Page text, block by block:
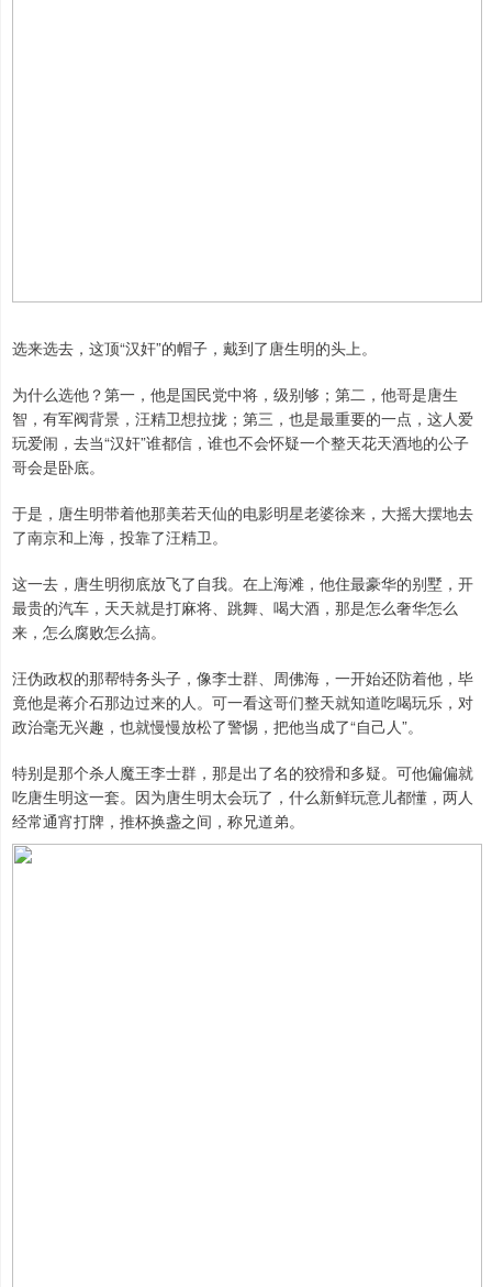
选来选去，这顶“汉奸”的帽子，戴到了唐生明的头上。
为什么选他？第一，他是国民党中将，级别够；第二，他哥是唐生
智，有军阀背景，汪精卫想拉拢；第三，也是最重要的一点，这人爱
玩爱闹，去当“汉奸”谁都信，谁也不会怀疑一个整天花天酒地的公子
哥会是卧底。
于是，唐生明带着他那美若天仙的电影明星老婆徐来，大摇大摆地去
了南京和上海，投靠了汪精卫。
这一去，唐生明彻底放飞了自我。在上海滩，他住最豪华的别墅，开
最贵的汽车，天天就是打麻将、跳舞、喝大酒，那是怎么奢华怎么
来，怎么腐败怎么搞。
汪伪政权的那帮特务头子，像李士群、周佛海，一开始还防着他，毕
竟他是蒋介石那边过来的人。可一看这哥们整天就知道吃喝玩乐，对
政治毫无兴趣，也就慢慢放松了警惕，把他当成了“自己人”。
特别是那个杀人魔王李士群，那是出了名的狡猾和多疑。可他偏偏就
吃唐生明这一套。因为唐生明太会玩了，什么新鲜玩意儿都懂，两人
经常通宵打牌，推杯换盏之间，称兄道弟。